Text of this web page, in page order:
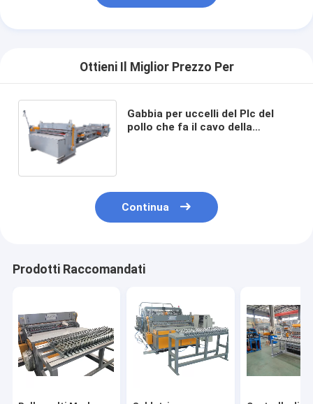
Ottieni Il Miglior Prezzo Per
Gabbia per uccelli del Plc del
pollo che fa il cavo della
Continua
Prodotti Raccomandati